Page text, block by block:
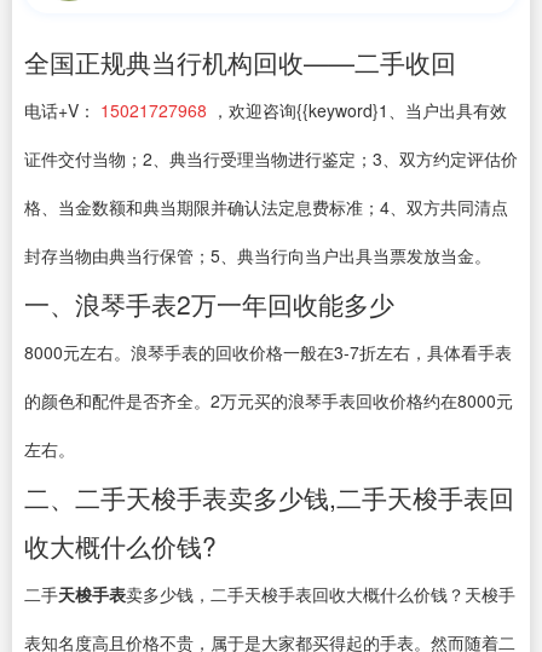
全国正规典当行机构回收——二手收回
电话+V： 15021727968 ，欢迎咨询{{keyword}1、当户出具有效
证件交付当物；2、典当行受理当物进行鉴定；3、双方约定评估价
格、当金数额和典当期限并确认法定息费标准；4、双方共同清点
封存当物由典当行保管；5、典当行向当户出具当票发放当金。
一、浪琴手表2万一年回收能多少
8000元左右。浪琴手表的回收价格一般在3-7折左右，具体看手表
的颜色和配件是否齐全。2万元买的浪琴手表回收价格约在8000元
左右。
二、二手天梭手表卖多少钱,二手天梭手表回
收大概什么价钱?
二手天梭手表卖多少钱，二手天梭手表回收大概什么价钱？天梭手
表知名度高且价格不贵，属于是大家都买得起的手表。然而随着二